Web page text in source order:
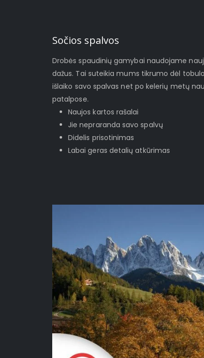
Sočios spalvos
Drobės spaudinių gamybai naudojame
dažus. Tai suteikia mums tikrumo dėl
išlaiko savo spalvas net po kelerių metų
patalpose.
Naujos kartos rašalai
Jie nepraranda savo spalvų
Didelis prisotinimas
Labai geras detalių atkūrimas